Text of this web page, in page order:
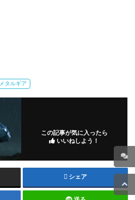
メタルギア
この記事が気に入ったら
いいねしよう！
シェア